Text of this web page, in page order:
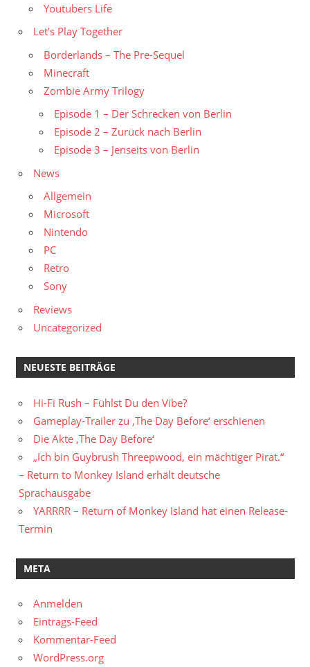
Youtubers Life
Let's Play Together
Borderlands – The Pre-Sequel
Minecraft
Zombie Army Trilogy
Episode 1 – Der Schrecken von Berlin
Episode 2 – Zurück nach Berlin
Episode 3 – Jenseits von Berlin
News
Allgemein
Microsoft
Nintendo
PC
Retro
Sony
Reviews
Uncategorized
NEUESTE BEITRÄGE
Hi-Fi Rush – Fühlst Du den Vibe?
Gameplay-Trailer zu ‚The Day Before‘ erschienen
Die Akte ‚The Day Before‘
„Ich bin Guybrush Threepwood, ein mächtiger Pirat.“
– Return to Monkey Island erhält deutsche
Sprachausgabe
YARRRR – Return of Monkey Island hat einen Release-
Termin
META
Anmelden
Eintrags-Feed
Kommentar-Feed
WordPress.org